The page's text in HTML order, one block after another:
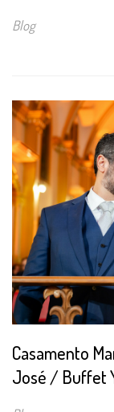
Blog
Casamento
José / Buffet